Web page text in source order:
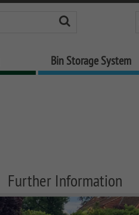
Bin Storage System
Further Information